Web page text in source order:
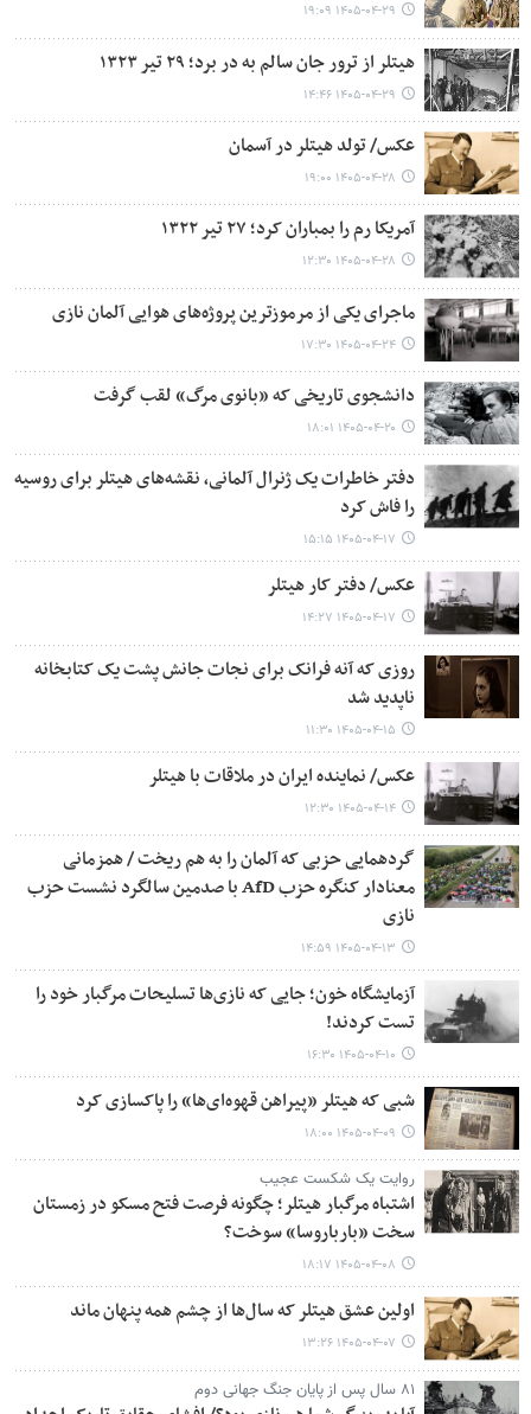
۱۴۰۵-۰۴-۲۹ ۱۹:۰۹
هیتلر از ترور جان سالم به در برد؛ ۲۹ تیر ۱۳۲۳
۱۴۰۵-۰۴-۲۹ ۱۴:۴۶
عکس/ تولد هیتلر در آسمان
۱۴۰۵-۰۴-۲۸ ۱۹:۰۰
آمریکا رم را بمباران کرد؛ ۲۷ تیر ۱۳۲۲
۱۴۰۵-۰۴-۲۸ ۱۲:۳۰
ماجرای یکی از مرموزترین پروژه‌های هوایی آلمان نازی
۱۴۰۵-۰۴-۲۴ ۱۷:۳۰
دانشجوی تاریخی که «بانوی مرگ» لقب گرفت
۱۴۰۵-۰۴-۲۰ ۱۸:۰۱
دفتر خاطرات یک ژنرال آلمانی، نقشه‌های هیتلر برای روسیه
را فاش کرد
۱۴۰۵-۰۴-۱۷ ۱۵:۱۵
عکس/ دفتر کار هیتلر
۱۴۰۵-۰۴-۱۷ ۱۴:۲۷
روزی که آنه فرانک برای نجات جانش پشت یک کتابخانه
ناپدید شد
۱۴۰۵-۰۴-۱۵ ۱۱:۳۰
عکس/ نماینده ایران در ملاقات با هیتلر
۱۴۰۵-۰۴-۱۴ ۱۲:۳۰
گردهمایی حزبی که آلمان را به هم ریخت / همزمانی
معنادار کنگره حزب AfD با صدمین سالگرد نشست حزب
نازی
۱۴۰۵-۰۴-۱۳ ۱۴:۵۹
آزمایشگاه خون؛ جایی که نازی‌ها تسلیحات مرگبار خود را
تست کردند!
۱۴۰۵-۰۴-۱۰ ۱۶:۳۰
شبی که هیتلر «پیراهن قهوه‌ای‌ها» را پاکسازی کرد
۱۴۰۵-۰۴-۰۹ ۱۸:۰۰
روایت یک شکست عجیب
اشتباه مرگبار هیتلر؛ چگونه فرصت فتح مسکو در زمستان
سخت «بارباروسا» سوخت؟
۱۴۰۵-۰۴-۰۸ ۱۸:۱۷
اولین عشق هیتلر که سال‌ها از چشم همه پنهان ماند
۱۴۰۵-۰۴-۰۷ ۱۳:۲۶
۸۱ سال پس از پایان جنگ جهانی دوم